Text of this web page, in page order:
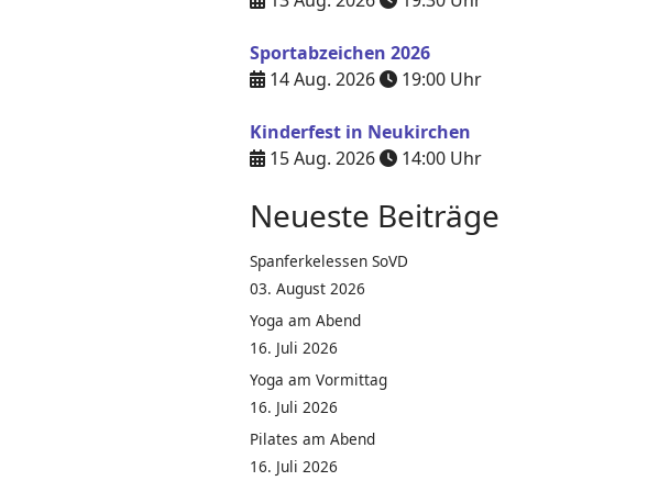
Sportabzeichen 2026
14 Aug. 2026
19:00 Uhr
Kinderfest in Neukirchen
15 Aug. 2026
14:00 Uhr
Neueste Beiträge
Spanferkelessen SoVD
03. August 2026
Yoga am Abend
16. Juli 2026
Yoga am Vormittag
16. Juli 2026
Pilates am Abend
16. Juli 2026